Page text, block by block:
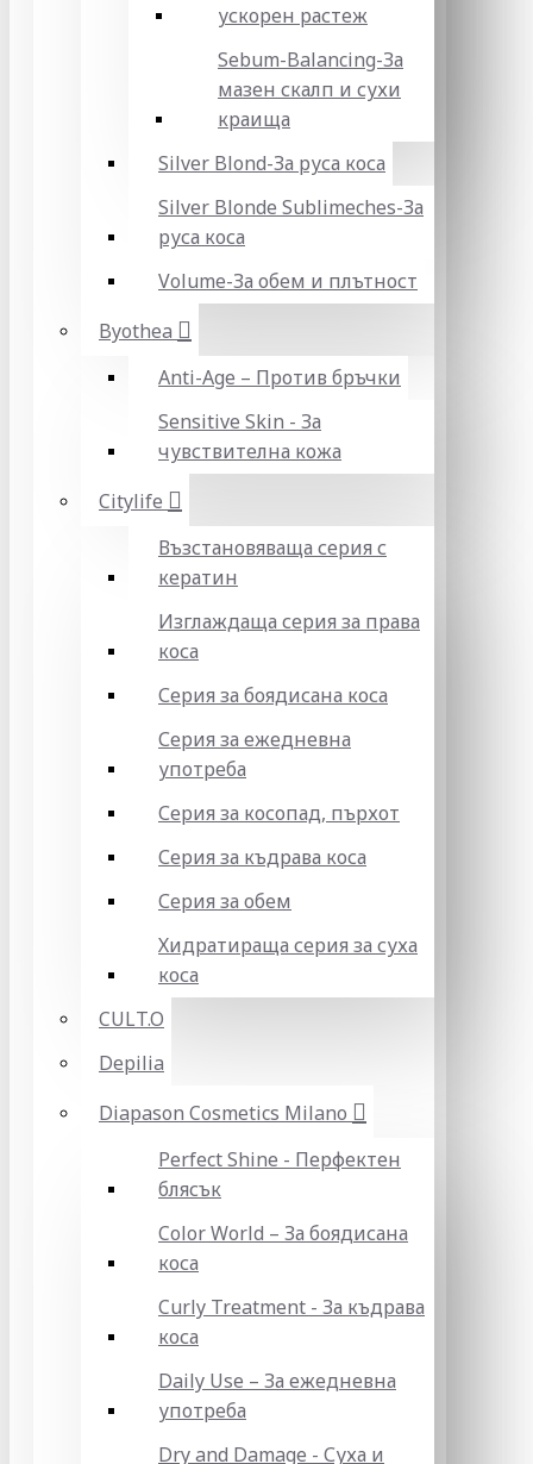
ускорен растеж
Sebum-Balancing-За
мазен скалп и сухи
краища
Silver Blond-За руса коса
Silver Blonde Sublіmeches-За
руса коса
Volume-За обем и плътност
Byothea
Anti-Age – Против бръчки
Sensitive Skin - За
чувствителна кожа
Citylife
Възстановяваща серия с
кератин
Изглаждаща серия за права
коса
Серия за боядисана коса
Серия за ежедневна
употреба
Серия за косопад, пърхот
Серия за къдрава коса
Серия за обем
Хидратираща серия за суха
коса
CULT.O
Depilia
Diapason Cosmetics Milano
Perfect Shine - Перфектен
блясък
Color World – За боядисана
коса
Curly Treatment - За къдрава
коса
Daily Use – За ежедневна
употреба
Dry and Damage - Суха и